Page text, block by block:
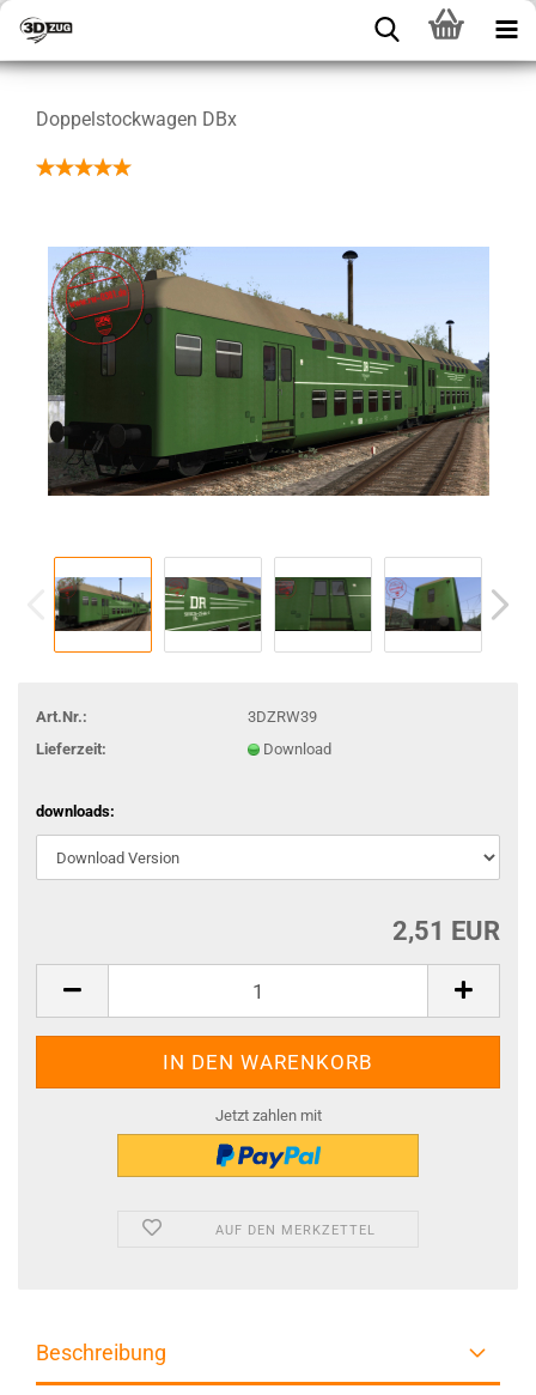
Doppelstockwagen DBx
Art.Nr.:
3DZRW39
Lieferzeit:
Download
downloads:
2,51 EUR
Jetzt zahlen mit
AUF DEN MERKZETTEL
Beschreibung